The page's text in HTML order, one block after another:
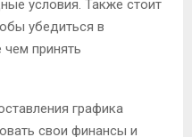
условия. Также стоит
убедиться в
принять
графика
свои финансы и